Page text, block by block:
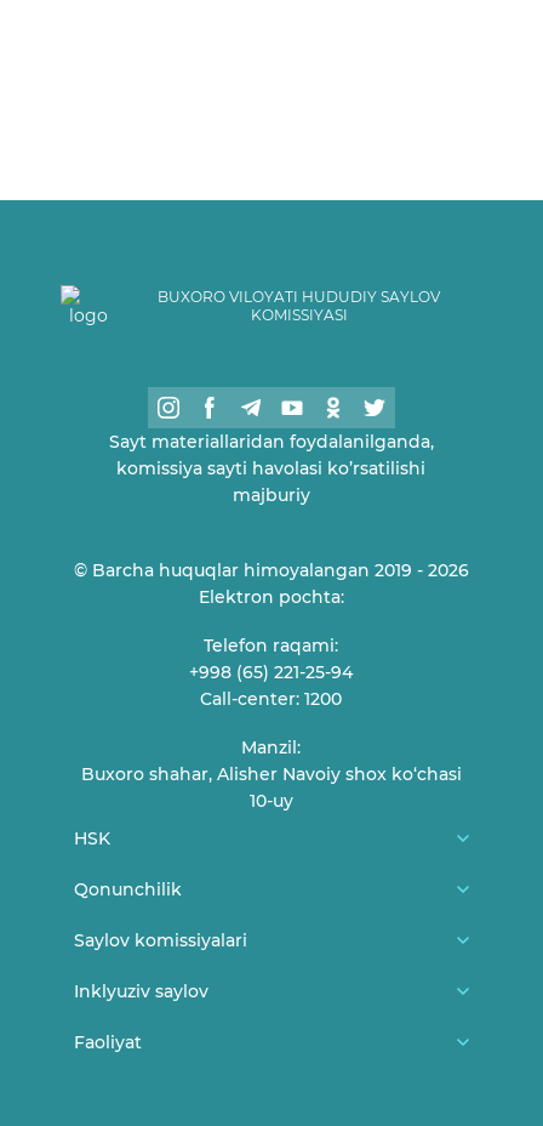
BUXORO VILOYATI HUDUDIY SAYLOV
KOMISSIYASI
Sayt materiallaridan foydalanilganda,
komissiya sayti havolasi ko’rsatilishi
majburiy
© Barcha huquqlar himoyalangan 2019 - 2026
Elektron pochta:
Telefon raqami:
+998 (65) 221-25-94
Call-center: 1200
Manzil:
Buxoro shahar, Alisher Navoiy shox ko‘chasi
10-uy
HSK
Biz haqimizda
Bog'lanish
Qonunchilik
O'zbekiston Respublikasi konstitutsiyasi
HSK Qarorlari
Saylov komissiyalari
Tuman/shahar saylov komissiyalari
Inklyuziv saylov
Saylov va yoshlar
Faoliyat